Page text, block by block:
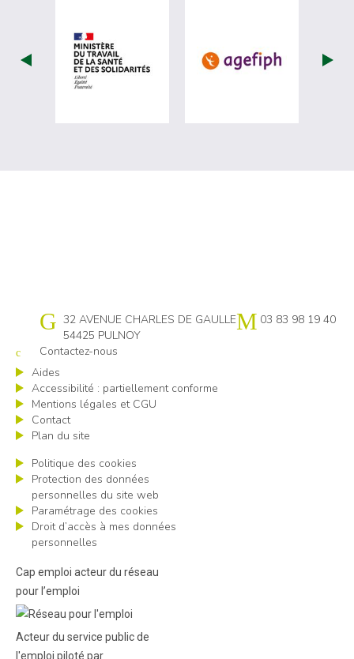
visiter les site de Ministère du travail
visiter les
Cap emploi 54
32 AVENUE CHARLES DE GAULLE
54425 PULNOY
03 83 98 19 40
Contactez-nous
Aides
Accessibilité : partiellement conforme
Mentions légales et CGU
Contact
Plan du site
Politique des cookies
Protection des données
personnelles du site web
Paramétrage des cookies
Droit d’accès à mes données
personnelles
Cap emploi acteur du réseau
pour l’emploi
Acteur du service public de
l'emploi piloté par